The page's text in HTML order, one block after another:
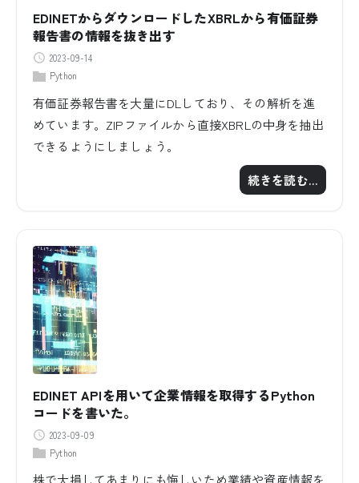
EDINETからダウンロードしたXBRLから有価証券
報告書の情報を抜き出す
2023-09-14
Python
有価証券報告書を大量にDLしており、その解析を進
めています。ZIPファイルから直接XBRLの中身を抽出
できるようにしましょう。
続きを読む…
EDINET APIを用いて企業情報を取得するPython
コードを書いた。
2023-09-09
Python